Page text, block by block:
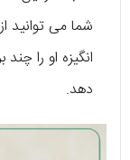
شما می توانید
انگیزه او را
دهد.